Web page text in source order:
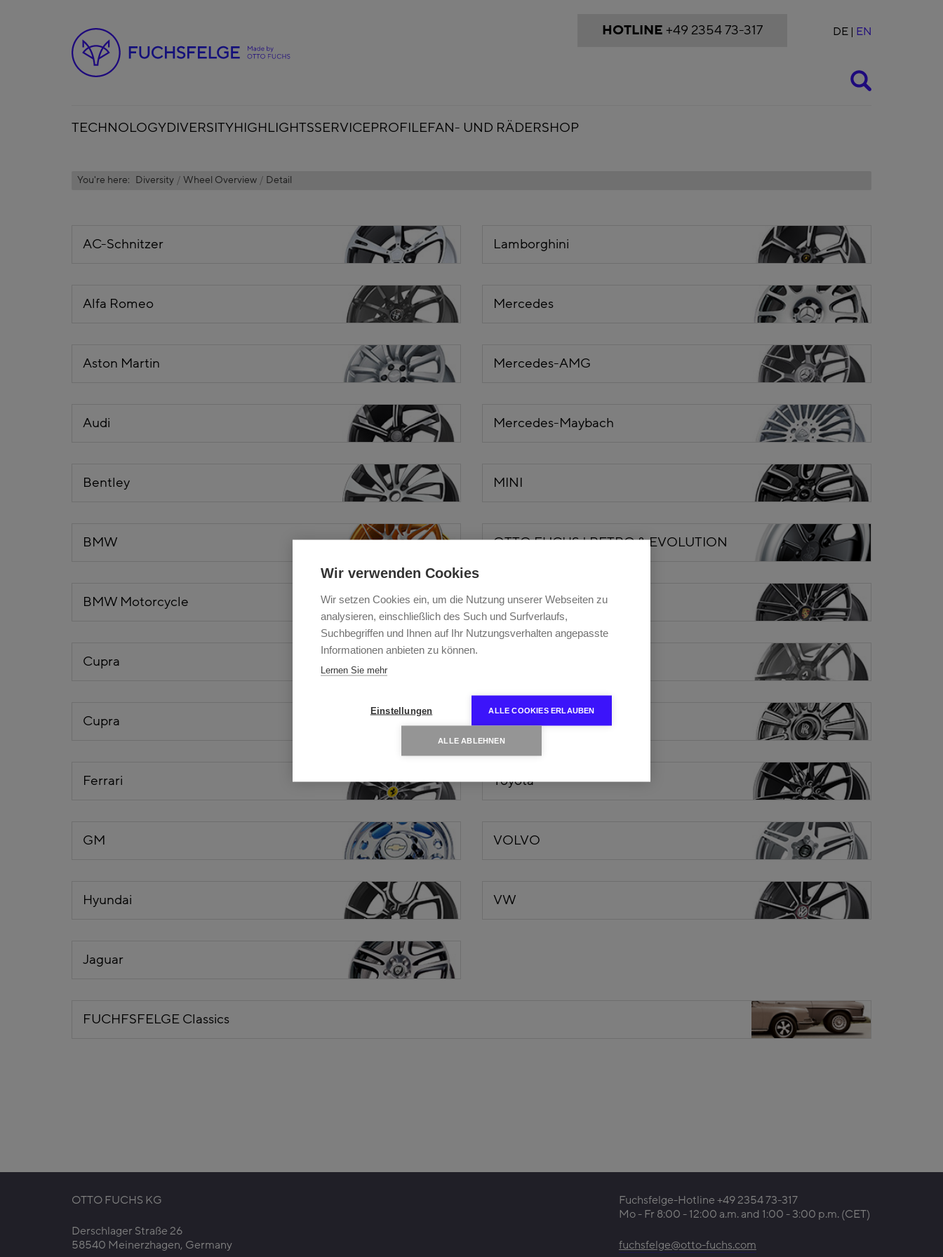
HOTLINE +49 2354 73-317 DE EN
TECHNOLOGYDIVERSITYHIGHLIGHTSSERVICEPROFILEFAN- UND RÄDERSHOP
You're here: Diversity Wheel Overview Detail
AC-Schnitzer
Alfa Romeo
Aston Martin
Audi
Bentley
BMW
BMW Motorcycle
Cupra
Cupra
Ferrari
GM
Hyundai
Jaguar
Lamborghini
Mercedes
Mercedes-AMG
Mercedes-Maybach
MINI
OTTO FUCHS | RETRO & EVOLUTION
Porsche
Rolls-Royce
Toyota
VOLVO
VW
FUCHFSFELGE Classics
OTTO FUCHS KG
Derschlager Straße 26
58540 Meinerzhagen, Germany
Fuchsfelge-Hotline +49 2354 73-317
Mo - Fr 8:00 - 12:00 a.m. and 1:00 - 3:00 p.m. (CET)
fuchsfelge@otto-fuchs.com
Wir verwenden Cookies
Wir setzen Cookies ein, um die Nutzung unserer Webseiten zu
analysieren, einschließlich des Such und Surfverlaufs,
Suchbegriffen und Ihnen auf Ihr Nutzungsverhalten angepasste
Informationen anbieten zu können.
Lernen Sie mehr
Einstellungen ALLE COOKIES ERLAUBEN
ALLE ABLEHNEN